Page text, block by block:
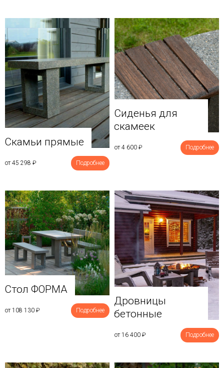
Скамьи прямые
от 45 298 ₽ Подробнее
Сиденья для
скамеек
от 4 600 ₽ Подробнее
Стол ФОРМА
от 108 130 ₽ Подробнее
Дровницы
бетонные
от 16 400 ₽ Подробнее